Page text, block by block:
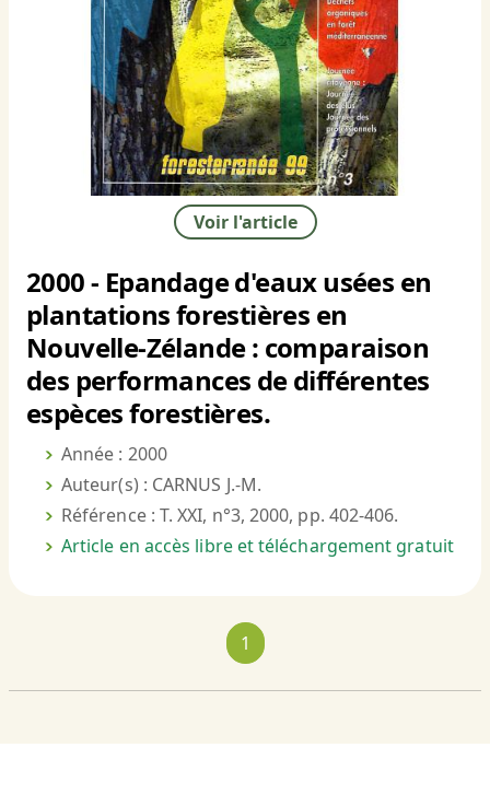
Voir l'article
2000 - Epandage d'eaux usées en
plantations forestières en
Nouvelle-Zélande : comparaison
des performances de différentes
espèces forestières.
Année : 2000
Auteur(s) : CARNUS J.-M.
Référence : T. XXI, n°3, 2000, pp. 402-406.
Article en accès libre et téléchargement gratuit
1